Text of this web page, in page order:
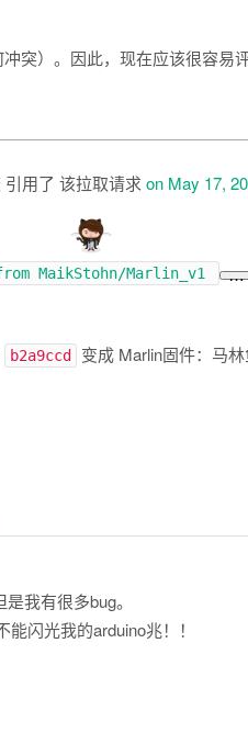
突）。因此，现在应该很容易
用了 该拉取请求on May 17,
MaikStohn/Marlin_v1 …
b2a9ccd 变成 Marlin固件： 马
我有很多bug。
闪光我的arduino兆！！